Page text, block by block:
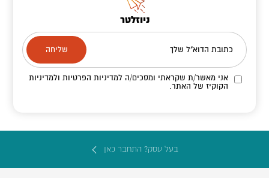
ניוזלטר
כתובת הדוא"ל שלך
אני מאשר/ת שקראתי ומסכים/הלמדיניות הפרטיות ולמדיניות
הקוקיז של האתר.
בעל עסק? התחבר כאן